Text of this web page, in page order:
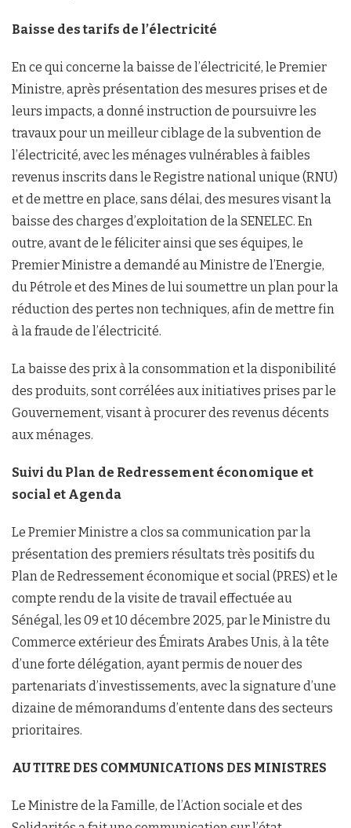
Baisse des tarifs de l’électricité
En ce qui concerne la baisse de l’électricité, le Premier
Ministre, après présentation des mesures prises et de
leurs impacts, a donné instruction de poursuivre les
travaux pour un meilleur ciblage de la subvention de
l’électricité, avec les ménages vulnérables à faibles
revenus inscrits dans le Registre national unique (RNU)
et de mettre en place, sans délai, des mesures visant la
baisse des charges d’exploitation de la SENELEC. En
outre, avant de le féliciter ainsi que ses équipes, le
Premier Ministre a demandé au Ministre de l’Energie,
du Pétrole et des Mines de lui soumettre un plan pour la
réduction des pertes non techniques, afin de mettre fin
à la fraude de l’électricité.
La baisse des prix à la consommation et la disponibilité
des produits, sont corrélées aux initiatives prises par le
Gouvernement, visant à procurer des revenus décents
aux ménages.
Suivi du Plan de Redressement économique et
social et Agenda
Le Premier Ministre a clos sa communication par la
présentation des premiers résultats très positifs du
Plan de Redressement économique et social (PRES) et le
compte rendu de la visite de travail effectuée au
Sénégal, les 09 et 10 décembre 2025, par le Ministre du
Commerce extérieur des Émirats Arabes Unis, à la tête
d’une forte délégation, ayant permis de nouer des
partenariats d’investissements, avec la signature d’une
dizaine de mémorandums d’entente dans des secteurs
prioritaires.
AU TITRE DES COMMUNICATIONS DES MINISTRES
Le Ministre de la Famille, de l’Action sociale et des